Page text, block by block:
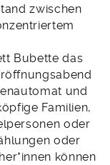
zwischen
Bubette das
und
Familien,
oder
oder
können